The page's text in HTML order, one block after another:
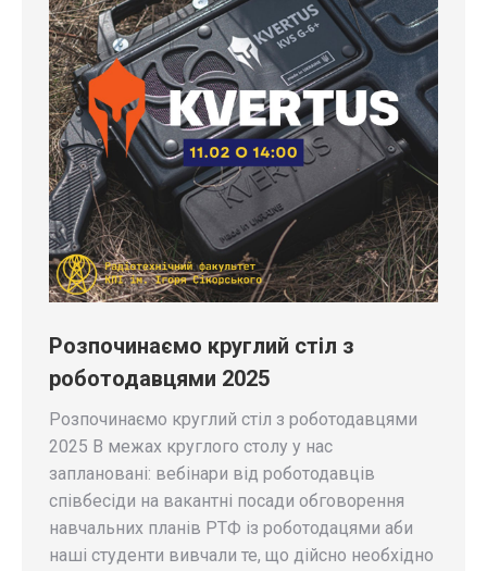
Розпочинаємо круглий стіл з
роботодавцями 2025
Розпочинаємо круглий стіл з роботодавцями
2025 В межах круглого столу у нас
заплановані: вебінари від роботодавців
співбесіди на вакантні посади обговорення
навчальних планів РТФ із роботодацями аби
наші студенти вивчали те, що дійсно необхідно